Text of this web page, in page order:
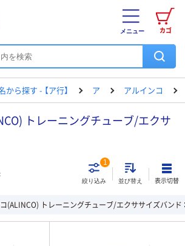
カゴ
メニュー
から探す - 【ア行】 ア アルインコ
トレーニングチューブ/エクサ
絞り込み
1
並び替え 表示切替
(ALINCO) トレーニングチューブ/エクササイズバンド